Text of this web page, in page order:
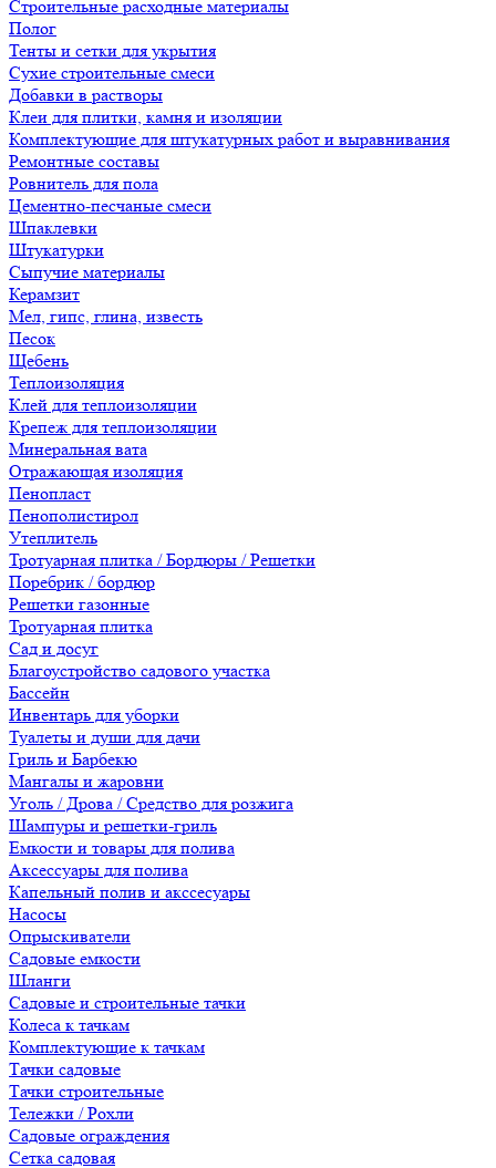
Строительные расходные материалы
Полог
Тенты и сетки для укрытия
Сухие строительные смеси
Добавки в растворы
Клеи для плитки, камня и изоляции
Комплектующие для штукатурных работ и выравнивания
Ремонтные составы
Ровнитель для пола
Цементно-песчаные смеси
Шпаклевки
Штукатурки
Сыпучие материалы
Керамзит
Мел, гипс, глина, известь
Песок
Щебень
Теплоизоляция
Клей для теплоизоляции
Крепеж для теплоизоляции
Минеральная вата
Отражающая изоляция
Пенопласт
Пенополистирол
Утеплитель
Тротуарная плитка / Бордюры / Решетки
Поребрик / бордюр
Решетки газонные
Тротуарная плитка
Сад и досуг
Благоустройство садового участка
Бассейн
Инвентарь для уборки
Туалеты и души для дачи
Гриль и Барбекю
Мангалы и жаровни
Уголь / Дрова / Средство для розжига
Шампуры и решетки-гриль
Емкости и товары для полива
Аксессуары для полива
Капельный полив и акссесуары
Насосы
Опрыскиватели
Садовые емкости
Шланги
Садовые и строительные тачки
Колеса к тачкам
Комплектующие к тачкам
Тачки садовые
Тачки строительные
Тележки / Рохли
Садовые ограждения
Сетка садовая